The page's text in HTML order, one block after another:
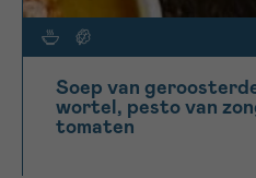
Soep van
wortel, pesto van
tomaten